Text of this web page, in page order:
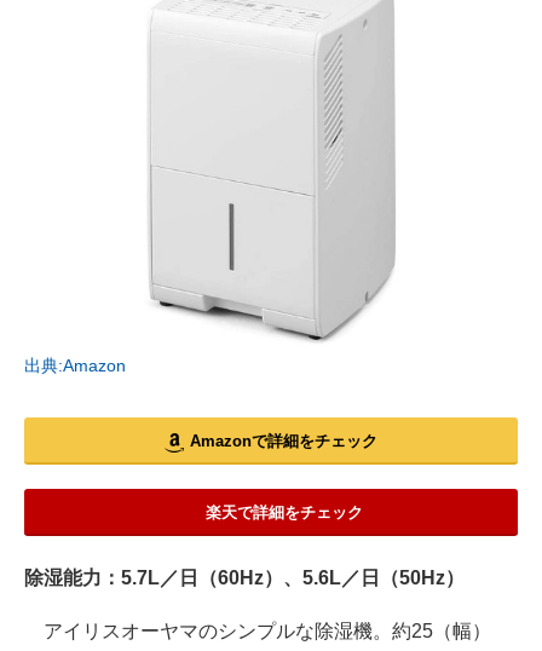
出典:Amazon
Amazonで詳細をチェック
楽天で詳細をチェック
除湿能力：5.7L／日（60Hz）、5.6L／日（50Hz）
アイリスオーヤマのシンプルな除湿機。約25（幅）